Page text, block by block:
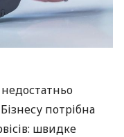
потрібна
швидке